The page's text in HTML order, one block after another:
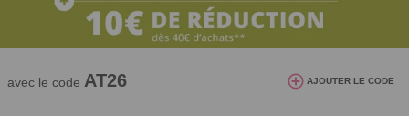
10€ de réduction dès 40€ d'achat. Offre
valable du 03/08/2026 au 12/08/2026.
avec le code AT26 AJOUTER LE CODE